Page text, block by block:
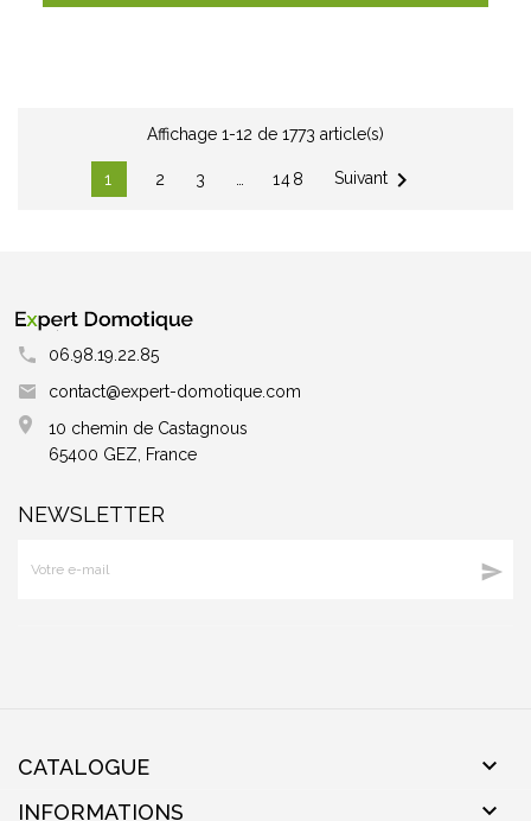
Affichage 1-12 de 1773 article(s)
1 2 3 … 148 Suivant
06.98.19.22.85
contact@expert-domotique.com
10 chemin de Castagnous
65400 GEZ, France
NEWSLETTER

CATALOGUE 
INFORMATIONS 